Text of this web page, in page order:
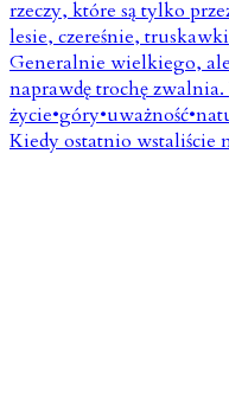
Kiedy ostatnio wstaliście